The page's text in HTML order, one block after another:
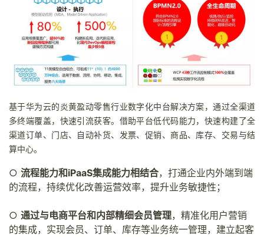
基于华为云的炎黄盈动零售行业数字化中台解决方案，通过全渠道
多终端覆盖，快速引流获客。借助平台低代码能力，快速构建了全
渠道订单、门店、自动补货、发票、促销、商品、库存、交易与结
算中心。
○ 流程能力和iPaaS集成能力相结合，打通企业内外端到端
的流程，持续优化改善运营效率，提升业务敏捷性；
○ 通过与电商平台和内部精细会员管理，精准化用户营销
的集成，实现会员、订单、库存等业务统一管理，建立起客